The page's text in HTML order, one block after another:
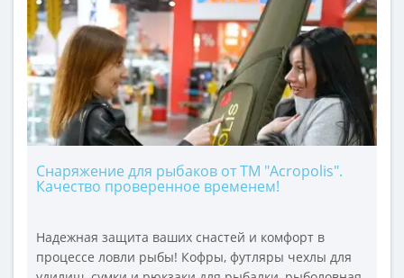
длина комеля (от края удилища к ножке крепления
катушки) не должна превышать 55 см. ..
Снаряжение для рыбаков от ТМ "Acropolis".
Качество проверенное временем!
Надежная защита ваших снастей и комфорт в
процессе ловли рыбы! Кофры, футляры чехлы для